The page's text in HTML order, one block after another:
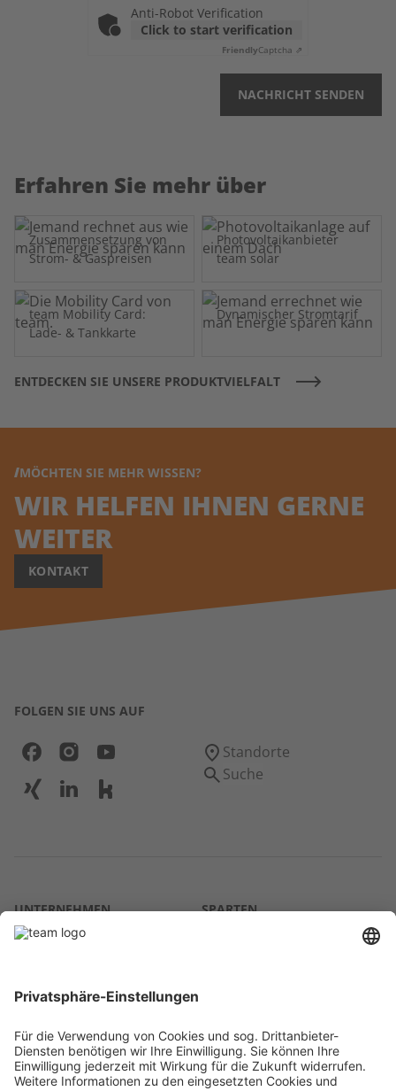
Anti-Robot Verification
Click to start verification
FriendlyCaptcha ⇗
NACHRICHT SENDEN
Erfahren Sie mehr über
Zusammensetzung von
Strom- & Gaspreisen
Photovoltaikanbieter
team solar
team Mobility Card:
Lade- & Tankkarte
Dynamischer Stromtarif
ENTDECKEN SIE UNSERE PRODUKTVIELFALT
MÖCHTEN SIE MEHR WISSEN?
WIR HELFEN IHNEN GERNE
WEITER
KONTAKT
FOLGEN SIE UNS AUF
Standorte
Suche
UNTERNEHMEN
Über uns
Karriere
Kontakt
SPARTEN